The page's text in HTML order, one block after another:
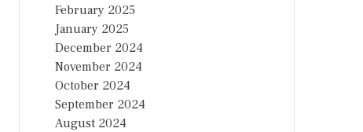
February 2025
January 2025
December 2024
November 2024
October 2024
September 2024
August 2024